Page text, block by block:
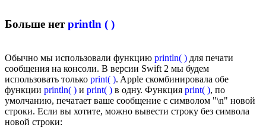
Больше нетprintln ( )
Обычно мы использовали функцию println( ) для печати
сообщения на консоли. В версии Swift 2 мы будем
использовать только print( ). Apple скомбинировала обе
функции println( ) и print( ) в одну. Функция print( ), по
умолчанию, печатает ваше сообщение с символом "\n" новой
строки. Если вы хотите, можно вывести строку без символа
новой строки: